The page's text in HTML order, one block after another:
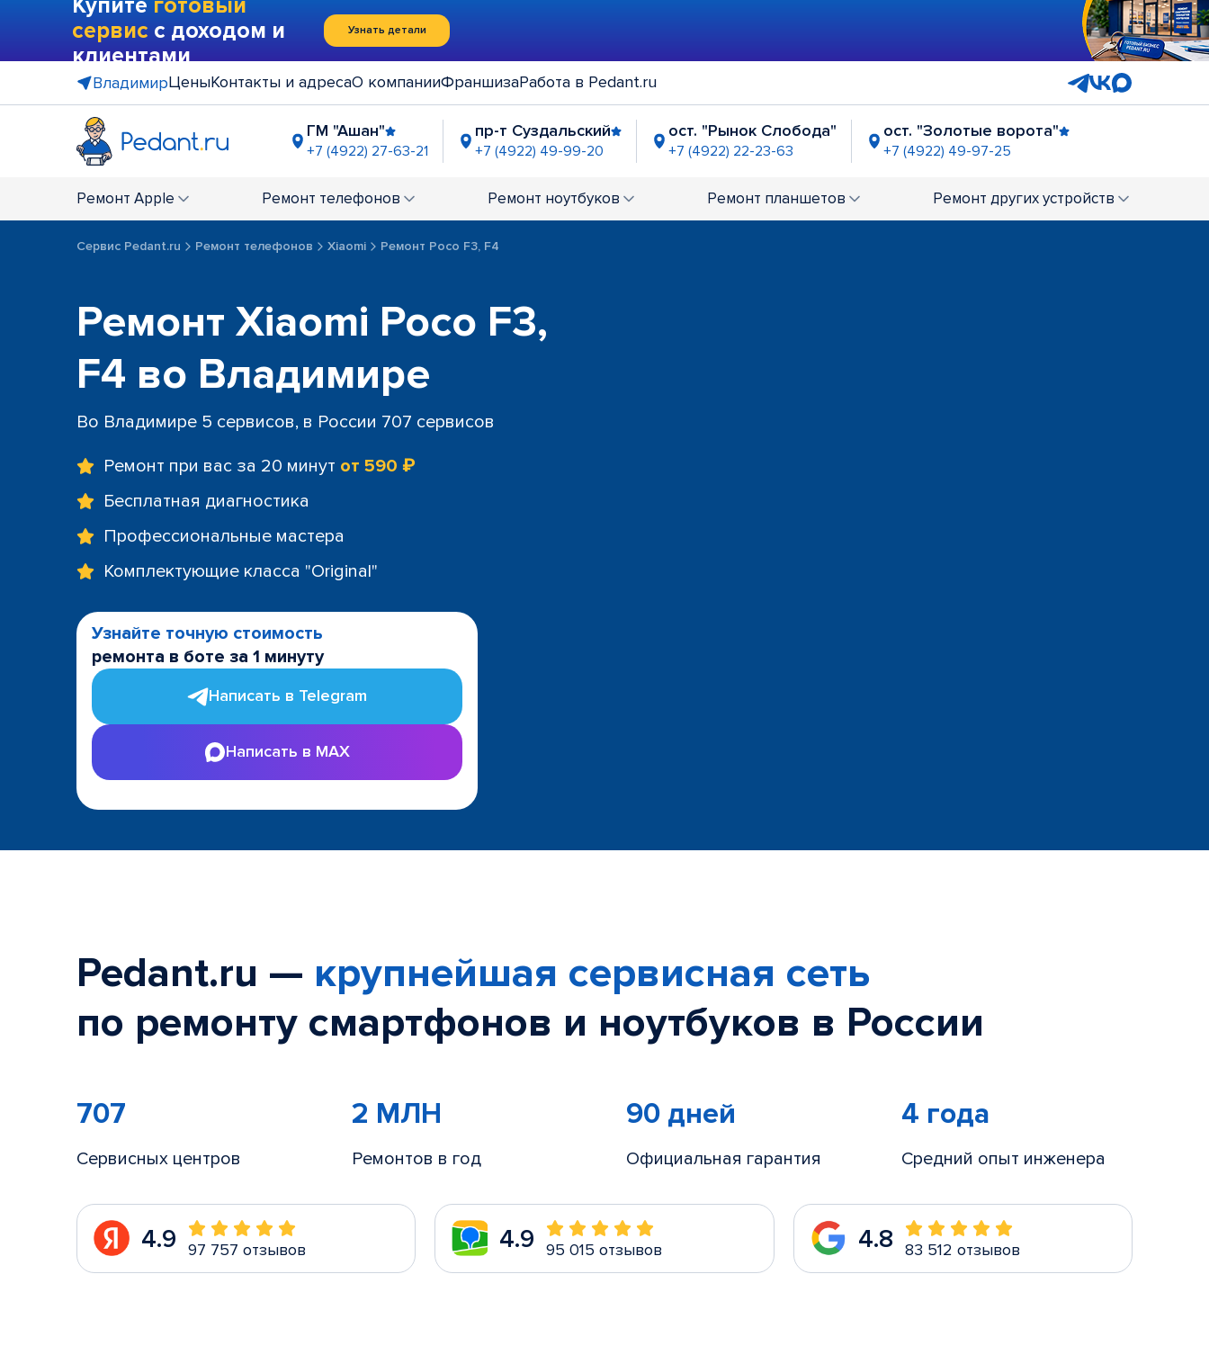
Купите готовый
сервис с доходом и
клиентами
Узнать детали
ВладимирЦеныКонтакты и адресаО компанииФраншизаРабота в Pedant.ru
ГМ "Ашан"
+7 (4922) 27-63-21
пр-т Суздальский
+7 (4922) 49-99-20
ост. "Рынок Слобода"
+7 (4922) 22-23-63
ост. "Золотые ворота"
+7 (4922) 49-97-25
+7 (4922) 22-24-48
Ремонт Apple Ремонт телефонов Ремонт ноутбуков Ремонт планшетов Ремонт других устройств
Сервис Pedant.ru Ремонт телефонов Xiaomi Ремонт Poco F3, F4
Ремонт Xiaomi Poco F3,
F4 во Владимире
Во Владимире 5 сервисов, в России 707 сервисов
Ремонт при вас за 20 минут от 590 ₽
Бесплатная диагностика
Профессиональные мастера
Комплектующие класса "Original"
Узнайте точную стоимость
ремонта в боте за 1 минуту
Написать в Telegram
Написать в MAX
Pedant.ru — крупнейшая сервисная сеть
по ремонту смартфонов и ноутбуков в России
707
Сервисных центров
2 МЛН
Ремонтов в год
90 дней
Официальная гарантия
4 года
Средний опыт инженера
4.9 97 757 отзывов 4.9 95 015 отзывов 4.8 83 512 отзывов